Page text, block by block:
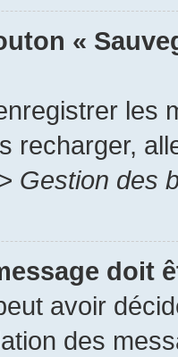
«
recharger,
Gestion des
doit
avoir
des